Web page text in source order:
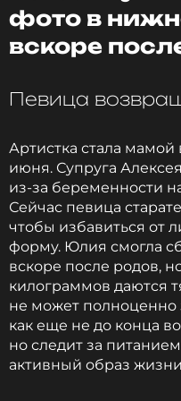
Читайте
чтобы
ССЫЛКА
фото в
вскоре
Певица
Артистка стала мамой
июня. Супруга
из-за беременности
Сейчас певица
чтобы избавиться от
форму. Юлия смогла
вскоре после родов,
килограммов даются
не может полноценно
как еще не до конца
но следит за
активный образ